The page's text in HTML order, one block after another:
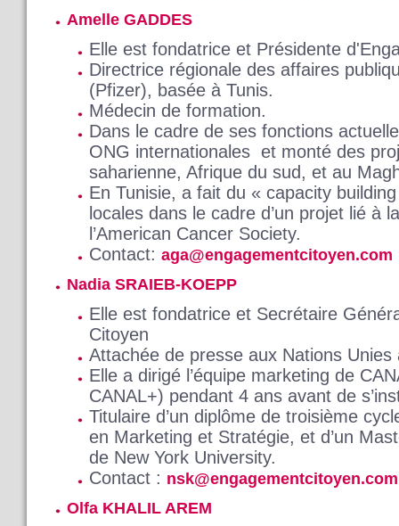
Amelle GADDES
Elle est fondatrice et Présidente
Directrice régionale des affaires
(Pfizer), basée à Tunis.
Médecin de formation.
Dans le cadre de ses fonctions
ONG internationales et monté des
saharienne, Afrique du sud, et au
En Tunisie, a fait du « capacity
locales dans le cadre d’un projet lié à
l’American Cancer Society.
Contact: aga@engagementcitoyen.com
Nadia SRAIEB-KOEPP
Elle est fondatrice et Secrétaire
Citoyen
Attachée de presse aux Nations Unies
Elle a dirigé l’équipe marketing de
CANAL+) pendant 4 ans avant de
Titulaire d’un diplôme de troisième
en Marketing et Stratégie, et d’un
de New York University.
Contact : nsk@engagementcitoyen.com
Olfa KHALIL AREM